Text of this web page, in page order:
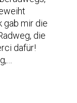
gab mir die
die
dafür!